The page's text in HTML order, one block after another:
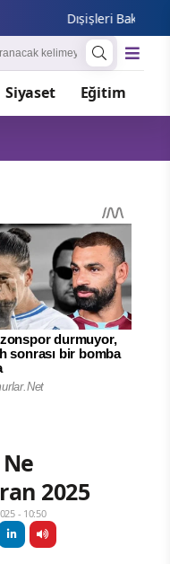
Dışişleri Bakanlığı
Siyaset Eğitim
2025
- 10:50